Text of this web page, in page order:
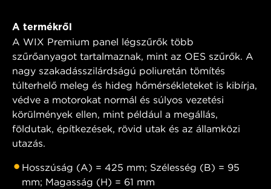
A termékről
A WIX Premium panel légszűrők több
szűrőanyagot tartalmaznak, mint az OES szűrők. A
nagy szakadásszilárdságú poliuretán tömítés
túlterhelő meleg és hideg hőmérsékleteket is kibírja,
védve a motorokat normál és súlyos vezetési
körülmények ellen, mint például a megállás,
földutak, építkezések, rövid utak és az államközi
utazás.
Hosszúság (A) = 425 mm; Szélesség (B) = 95
mm; Magasság (H) = 61 mm